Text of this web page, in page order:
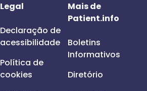
Legal
Declaração de
acessibilidade
Política de
cookies
Mais de
Patient.info
Boletins
Informativos
Diretório